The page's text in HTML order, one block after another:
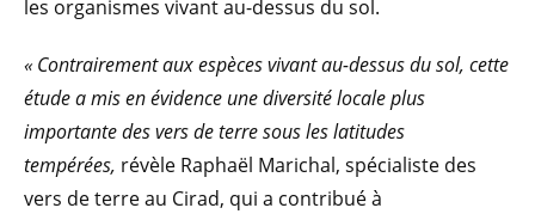
les organismes vivant au-dessus du sol.
« Contrairement aux espèces vivant au-dessus du sol, cette
étude a mis en évidence une diversité locale plus
importante des vers de terre sous les latitudes
tempérées, révèle Raphaël Marichal, spécialiste des
vers de terre au Cirad, qui a contribué à